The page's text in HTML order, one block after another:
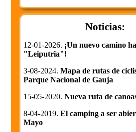
Noticias:
12-01-2026. ¡Un nuevo camino
"Leiputria"!
3-08-2024. Mapa de rutas de
Parque Nacional de Gauja
15-05-2020. Nueva ruta de
8-04-2019. El camping a ser
Mayo